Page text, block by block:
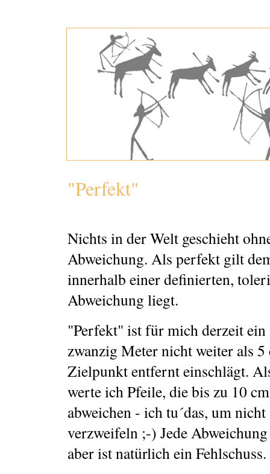
"Perfekt"
Nichts in der Welt geschieht
Abweichung. Als perfekt gilt
innerhalb einer definierten,
Abweichung liegt.
"Perfekt" ist für mich derzeit ein
zwanzig Meter nicht weiter als
Zielpunkt entfernt einschlägt.
werte ich Pfeile, die bis zu 10
abweichen - ich tu´das, um
verzweifeln ;-) Jede
aber ist natürlich ein Fehlschuss.